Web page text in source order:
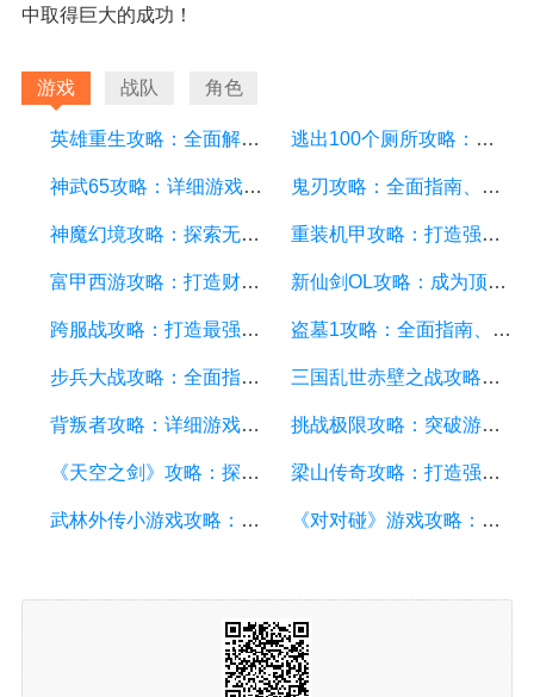
中取得巨大的成功！
游戏 战队 角色
英雄重生攻略：全面解析游戏中的技巧和策略 逃出100个厕所攻略：详细游戏攻略方面的描述
神武65攻略：详细游戏攻略方面的描述 鬼刃攻略：全面指南、技巧和秘籍，助你成为顶尖玩家
神魔幻境攻略：探索无尽的魔幻世界，成为顶尖玩家 重装机甲攻略：打造强大机甲，征服战场的终极指南
富甲西游攻略：打造财富王国的终极指南 新仙剑OL攻略：成为顶级仙侠大侠的秘诀与技巧
跨服战攻略：打造最强战队，征服多个服务器 盗墓1攻略：全面指南、秘籍和技巧
步兵大战攻略：全面指南及游戏技巧分享 三国乱世赤壁之战攻略：详细游戏攻略方面的描述
背叛者攻略：详细游戏攻略方面的描述 挑战极限攻略：突破游戏难关的终极指南
《天空之剑》攻略：探索天空的冒险之旅 梁山传奇攻略：打造强大的英雄团队，征服江湖的必备指南
武林外传小游戏攻略：全面解析游戏技巧、角色选择和剧情推进 《对对碰》游戏攻略：成为高手的秘籍